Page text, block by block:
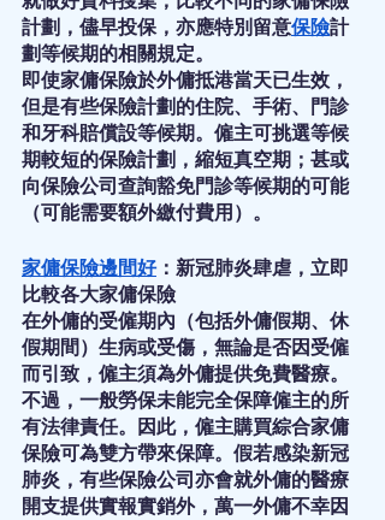
計劃，儘早投保，亦應特別留意保險計
劃等候期的相關規定。
即使家傭保險於外傭抵港當天已生效，
但是有些保險計劃的住院、手術、門診
和牙科賠償設等候期。僱主可挑選等候
期較短的保險計劃，縮短真空期；甚或
向保險公司查詢豁免門診等候期的可能
（可能需要額外繳付費用）。
家傭保險邊間好：新冠肺炎肆虐，立即
比較各大家傭保險
在外傭的受僱期內（包括外傭假期、休
假期間）生病或受傷，無論是否因受僱
而引致，僱主須為外傭提供免費醫療。
不過，一般勞保未能完全保障僱主的所
有法律責任。因此，僱主購買綜合家傭
保險可為雙方帶來保障。假若感染新冠
肺炎，有些保險公司亦會就外傭的醫療
開支提供實報實銷外，萬一外傭不幸因